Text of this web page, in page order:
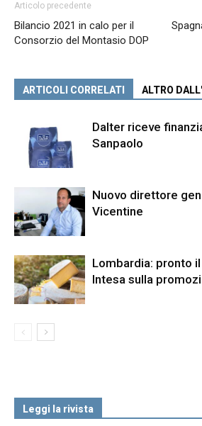
Articolo precedente
Bilancio 2021 in calo per il
Consorzio del Montasio DOP
ARTICOLI CORRELATI ALTRO
Dalter riceve
Sanpaolo
Nuovo direttore
Vicentine
Lombardia: pronto
Intesa sulla
Leggi la rivista